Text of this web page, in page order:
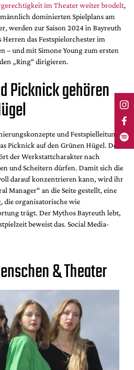
im Theater weiter brodelt,
dominierten Spielplans am
werden zur Saison 2024 in Bayreuth
das Festspielorchester im
– und mit Simone Young zum ersten
„Ring“ dirigieren.
Picknick gehören
und Festspielleitung
Picknick auf den Grünen Hügel. Doch
der Werkstattcharakter nach
und Scheitern dürfen. Damit sich die
darauf konzentrieren kann, wird ihr
Manager“ an die Seite gestellt, eine
die organisatorische wie
trägt. Der Mythos Bayreuth lebt,
beweist das. Social Media-
& Theater